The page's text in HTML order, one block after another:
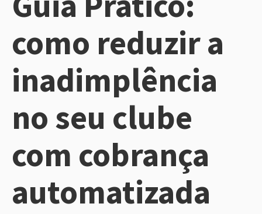
como reduzir a
inadimplência
no seu clube
com cobrança
automatizada